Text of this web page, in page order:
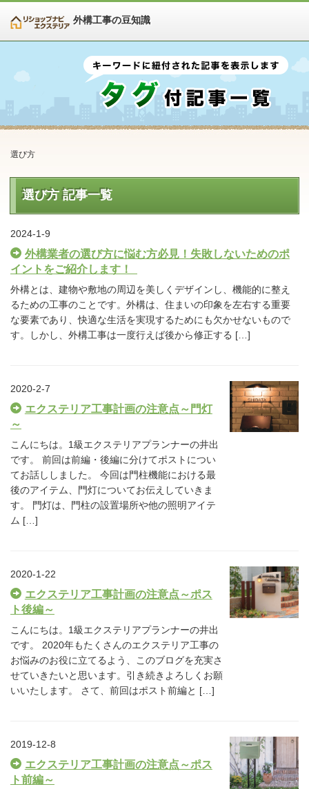
外構工事の豆知識
選び方
選び方 記事一覧
2024-1-9
外構業者の選び方に悩む方必見！失敗しないためのポ
イントをご紹介します！
外構とは、建物や敷地の周辺を美しくデザインし、機能的に整え
るための工事のことです。外構は、住まいの印象を左右する重要
な要素であり、快適な生活を実現するためにも欠かせないもので
す。しかし、外構工事は一度行えば後から修正する […]
2020-2-7
エクステリア工事計画の注意点～門灯
～
こんにちは。1級エクステリアプランナーの井出
です。 前回は前編・後編に分けてポストについ
てお話ししました。 今回は門柱機能における最
後のアイテム、門灯についてお伝えしていきま
す。 門灯は、門柱の設置場所や他の照明アイテ
ム […]
2020-1-22
エクステリア工事計画の注意点～ポス
ト後編～
こんにちは。1級エクステリアプランナーの井出
です。 2020年もたくさんのエクステリア工事の
お悩みのお役に立てるよう、このブログを充実さ
せていきたいと思います。引き続きよろしくお願
いいたします。 さて、前回はポスト前編と […]
2019-12-8
エクステリア工事計画の注意点～ポス
ト前編～